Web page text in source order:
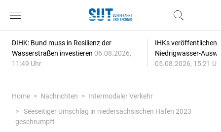
DIHK: Bund muss in Resilienz der
Wasserstraßen investieren 06.08.2026,
11:49 Uhr
IHKs veröffentlichen
Niedrigwasser-
05.08.2026, 15:21
Home Nachrichten
Intermodaler Verkehr
Seeseitiger Umschlag in niedersächsischen Häfen 2023
geschrumpft